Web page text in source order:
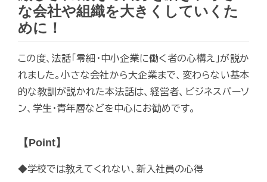
な会社や組織を大きくしていくた
めに！
この度、法話「零細・中小企業に働く者の心構え」が説か
れました。小さな会社から大企業まで、変わらない基本
的な教訓が説かれた本法話は、経営者、ビジネスパーソ
ン、学生・青年層などを中心にお勧めです。
【Point】
◆学校では教えてくれない、新入社員の心得